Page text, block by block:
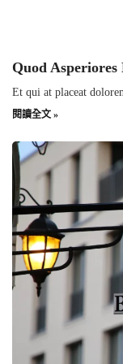
Quod Asperiores
Et qui at placeat
閱讀全文 »